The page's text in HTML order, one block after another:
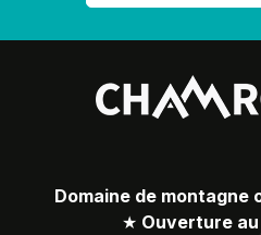
Domaine de
★ Ouverture